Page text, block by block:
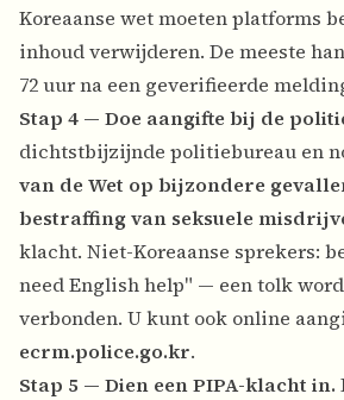
Koreaanse wet moeten platforms
inhoud verwijderen. De meeste
72 uur na een geverifieerde
Stap 4 — Doe aangifte bij de
dichtstbijzijnde politiebureau en
van de Wet op bijzondere
bestraffing van seksuele
klacht. Niet-Koreaanse sprekers:
need English help" — een tolk
verbonden. U kunt ook online
ecrm.police.go.kr.
Stap 5 — Dien een PIPA-klacht in.